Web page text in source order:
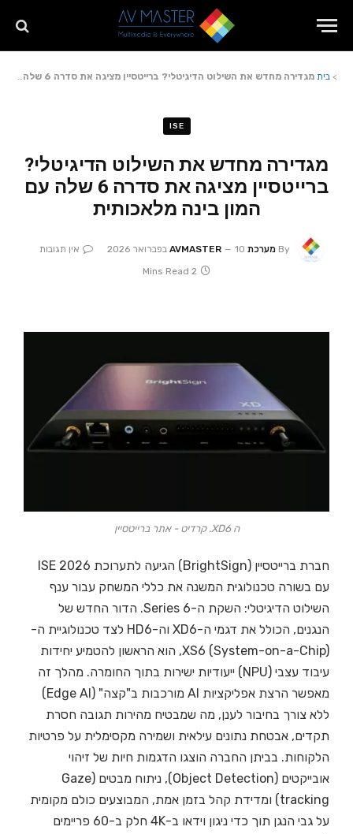
> בית מגדירה מחדש את השילוט הדיגיטלי? ברייטסיין מציגה את סדרה 6 שלה עם המון בינה מלאכותית
ISE
מגדירה מחדש את השילוט הדיגיטלי?
ברייטסיין מציגה את סדרה 6 שלה עם
המון בינה מלאכותית
By מערכת AVMASTER 10 בפברואר 2026
אין תגובות
2 Mins Read
ה XD6. קרדיט - אתר ברייטסיין
חברת ברייטסיין (BrightSign) הגיעה לתערוכת ISE 2026
עם בשורה טכנולוגית המשנה את כללי המשחק עבור ענף
השילוט הדיגיטלי: השקת ה-Series 6. הדור החדש של
הנגנים, הכולל את דגמי ה-XD6 וה-HD6 לצד טכנולוגיית ה-
XS6 (System-on-a-Chip), הוא הראשון להטמיע יחידות
עיבוד עצבי (NPU) ייעודיות ישירות בתוך החומרה. מהלך זה
מאפשר הרצת אפליקציות AI מורכבות ב"קצה" (Edge AI)
ללא צורך בחיבור לענן, מה שמבטיח מהירות תגובה חסרת
תקדים, אבטחת נתונים עילאית ושמירה מקסימלית על פרטיות
הלקוחות. בביתן החברה הוצגו הדגמות חיות של זיהוי
אובייקטים (Object Detection), ניתוח מבטים (Gaze
tracking) ומדידת קהל בזמן אמת, המבוצעים כולם מקומית
על גבי הנגן תוך כדי ניגון וידאו ב-4K חלק ב-60 פריימים